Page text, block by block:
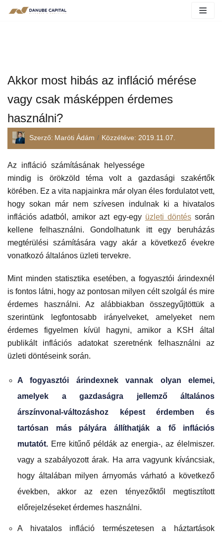
Akkor most hibás az infláció mérése
vagy csak másképpen érdemes
használni?
Szerző: Maróti Ádám Közzétéve: 2019.11.07.
Az infláció számításának helyessége
mindig is örökzöld téma volt a gazdasági szakértők
körében. Ez a vita napjainkra már olyan éles fordulatot vett,
hogy sokan már nem szívesen indulnak ki a hivatalos
inflációs adatból, amikor azt egy-egy üzleti döntéssorán
kellene felhasználni. Gondolhatunk itt egy beruházás
megtérülési számítására vagy akár a következő évekre
vonatkozó általános üzleti tervekre.
Mint minden statisztika esetében, a fogyasztói árindexnél
is fontos látni, hogy az pontosan milyen célt szolgál és mire
érdemes használni. Az alábbiakban összegyűjtöttük a
szerintünk legfontosabb irányelveket, amelyeket nem
érdemes figyelmen kívül hagyni, amikor a KSH által
publikált inflációs adatokat szeretnénk felhasználni az
üzleti döntéseink során.
A fogyasztói árindexnek vannak olyan elemei,
amelyek a gazdaságra jellemző általános
árszínvonal-változáshoz képest érdemben és
tartósan más pályára állíthatják a fő inflációs
mutatót. Erre kitűnő példák az energia-, az élelmiszer.
vagy a szabályozott árak. Ha arra vagyunk kíváncsiak,
hogy általában milyen árnyomás várható a következő
években, akkor az ezen tényezőktől megtisztított
előrejelzéseket érdemes használni.
A hivatalos infláció természetesen a háztartások